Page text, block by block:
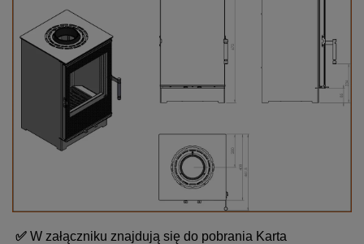
✅ W załączniku znajdują się do pobrania Karta